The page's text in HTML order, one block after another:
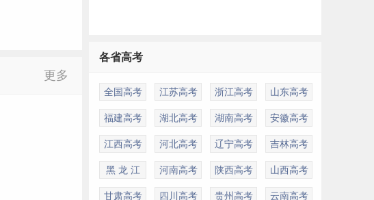
更多
各省高考
全国高考 江苏高考 浙江高考 山东高考
福建高考 湖北高考 湖南高考 安徽高考
江西高考 河北高考 辽宁高考 吉林高考
黑 龙 江 河南高考 陕西高考 山西高考
甘肃高考 四川高考 贵州高考 云南高考